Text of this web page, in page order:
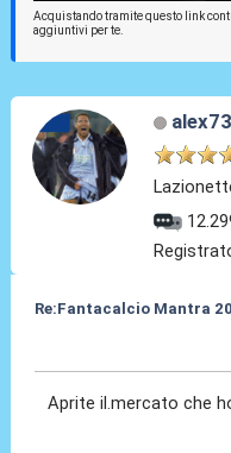
Acquistando tramite questo link
aggiuntivi per te.
alex73
Re:Fantacalcio Mantra
Aprite il.mercato che